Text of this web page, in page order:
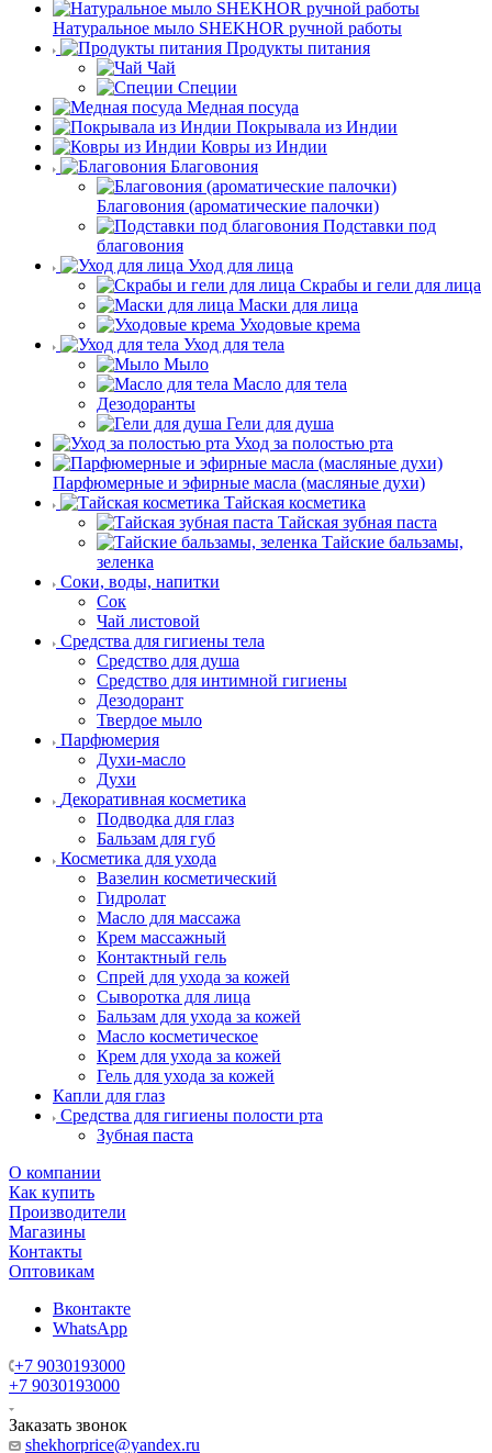
Натуральное мыло SHEKHOR ручной работы
Продукты питания
Чай
Специи
Медная посуда
Покрывала из Индии
Ковры из Индии
Благовония
Благовония (ароматические палочки)
Подставки под
благовония
Уход для лица
Скрабы и гели для лица
Маски для лица
Уходовые крема
Уход для тела
Мыло
Масло для тела
Дезодоранты
Гели для душа
Уход за полостью рта
Парфюмерные и эфирные масла (масляные духи)
Тайская косметика
Тайская зубная паста
Тайские бальзамы,
зеленка
Соки, воды, напитки
Сок
Чай листовой
Средства для гигиены тела
Средство для душа
Средство для интимной гигиены
Дезодорант
Твердое мыло
Парфюмерия
Духи-масло
Духи
Декоративная косметика
Подводка для глаз
Бальзам для губ
Косметика для ухода
Вазелин косметический
Гидролат
Масло для массажа
Крем массажный
Контактный гель
Спрей для ухода за кожей
Сыворотка для лица
Бальзам для ухода за кожей
Масло косметическое
Крем для ухода за кожей
Гель для ухода за кожей
Капли для глаз
Средства для гигиены полости рта
Зубная паста
О компании
Как купить
Производители
Магазины
Контакты
Оптовикам
Вконтакте
WhatsApp
+7 9030193000
+7 9030193000
Заказать звонок
shekhorprice@yandex.ru